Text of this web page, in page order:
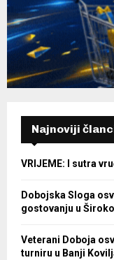
Najnoviji
VRIJEME: I sutra
Dobojska Sloga
gostovanju u
Veterani Doboja
turniru u Banji